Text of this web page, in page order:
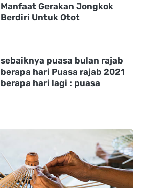
Manfaat Gerakan Jongkok
Berdiri Untuk Otot
sebaiknya puasa bulan rajab
berapa hari Puasa rajab 2021
berapa hari lagi : puasa